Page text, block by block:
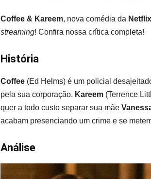
Coffee & Kareem, nova comédia da Netflix
streaming! Confira nossa crítica completa!
História
Coffee (Ed Helms) é um policial
pela sua corporação. Kareem (Terrence
quer a todo custo separar sua mãe
acabam presenciando um crime e se
Análise